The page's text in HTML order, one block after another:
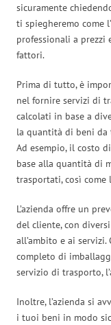
sicuramente
ti spiegheremo come
professionali a prezzi
fattori.
Prima di tutto, è
nel fornire servizi di
calcolati in base a
la quantità di beni
Ad esempio, il costo
base alla quantità di
trasportati, così
L’azienda offre un
del cliente, con
all’ambito e ai
completo di
servizio di trasporto,
Inoltre, l’azienda si
i tuoi beni in modo